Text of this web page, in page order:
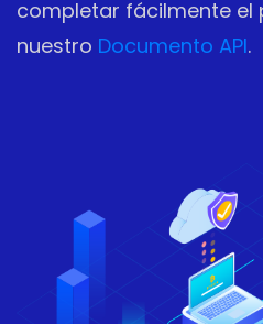
completar fácilmente el
nuestro Documento API.